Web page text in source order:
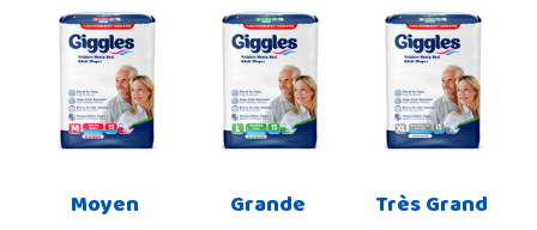
Moyen Grande Très Grand